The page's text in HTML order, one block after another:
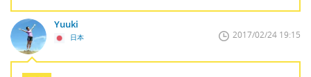
Yuuki
日本 2017/02/24 19:15